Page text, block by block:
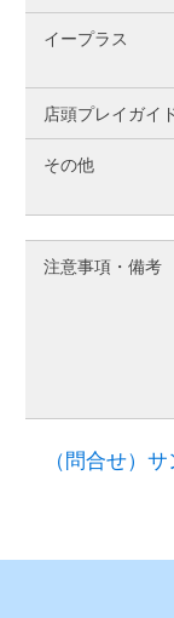
イープラス
店頭プレイガイ
その他
注意事項・備考
（問合せ）